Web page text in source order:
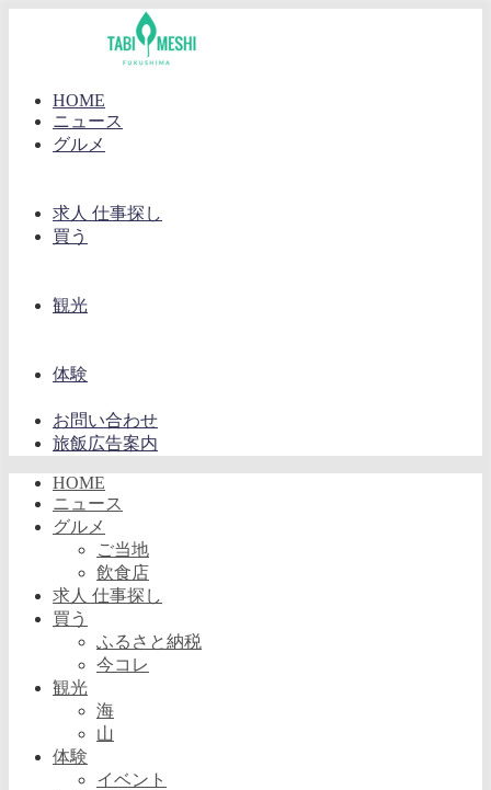
HOME
ニュース
グルメ
求人 仕事探し
買う
観光
体験
お問い合わせ
旅飯広告案内
HOME
ニュース
グルメ
ご当地
飲食店
求人 仕事探し
買う
ふるさと納税
今コレ
観光
海
山
体験
イベント